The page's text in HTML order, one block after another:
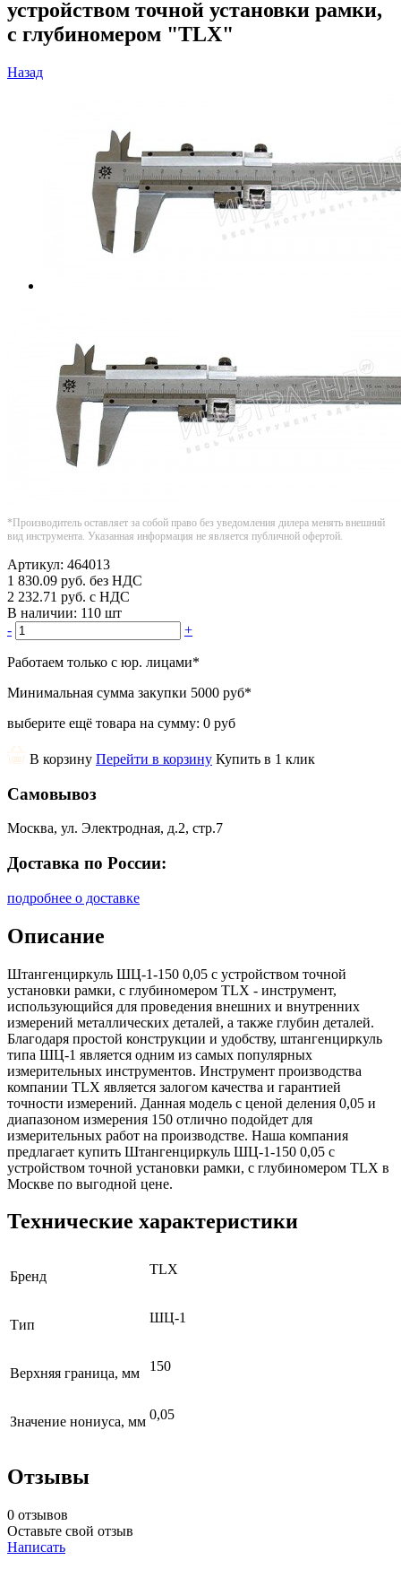
устройством точной установки рамки,
с глубиномером "TLX"
Назад
*Производитель оставляет за собой право без уведомления дилера менять внешний
вид инструмента. Указанная информация не является публичной офертой.
Артикул: 464013
1 830.09 руб. без НДС
2 232.71 руб. с НДС
В наличии: 110 шт
-
+
Работаем только с юр. лицами*
Минимальная сумма закупки 5000 руб*
выберите ещё товара на сумму: 0 руб
В корзину Перейти в корзину Купить в 1 клик
Самовывоз
Москва, ул. Электродная, д.2, стр.7
Доставка по России:
подробнее о доставке
Описание
Штангенциркуль ШЦ-1-150 0,05 с устройством точной
установки рамки, с глубиномером TLX - инструмент,
использующийся для проведения внешних и внутренних
измерений металлических деталей, а также глубин деталей.
Благодаря простой конструкции и удобству, штангенциркуль
типа ШЦ-1 является одним из самых популярных
измерительных инструментов. Инструмент производства
компании TLX является залогом качества и гарантией
точности измерений. Данная модель с ценой деления 0,05 и
диапазоном измерения 150 отлично подойдет для
измерительных работ на производстве. Наша компания
предлагает купить Штангенциркуль ШЦ-1-150 0,05 с
устройством точной установки рамки, с глубиномером TLX в
Москве по выгодной цене.
Технические характеристики
Бренд TLX
Тип ШЦ-1
Верхняя граница, мм 150
Значение нониуса, мм 0,05
Отзывы
0 отзывов
Оставьте свой отзыв
Написать